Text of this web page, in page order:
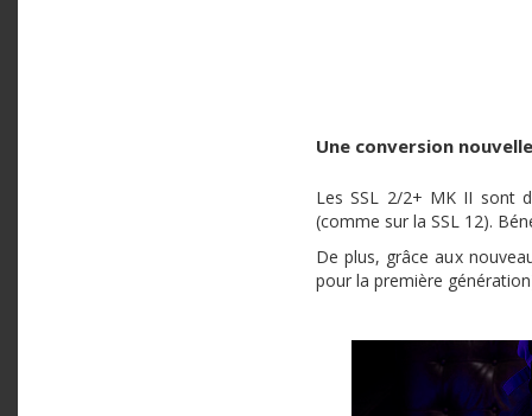
Une conversion
Les SSL 2/2+ MK II sont
(comme sur la SSL 12).
De plus, grâce aux
pour la première